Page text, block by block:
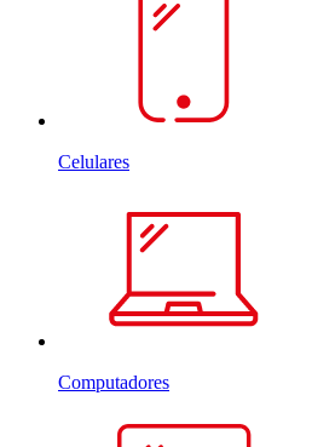
Celulares
Computadores